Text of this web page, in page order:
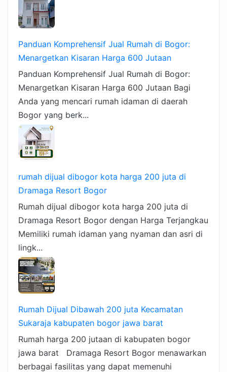
Panduan Komprehensif Jual Rumah di Bogor:
Menargetkan Kisaran Harga 600 Jutaan
Panduan Komprehensif Jual Rumah di Bogor:
Menargetkan Kisaran Harga 600 Jutaan Bagi
Anda yang mencari rumah idaman di daerah
Bogor yang berk...
rumah dijual dibogor kota harga 200 juta di
Dramaga Resort Bogor
Rumah dijual dibogor kota harga 200 juta di
Dramaga Resort Bogor dengan Harga Terjangkau
Memiliki rumah idaman yang nyaman dan asri di
lingk...
Rumah Dijual Dibawah 200 juta Kecamatan
Sukaraja kabupaten bogor jawa barat
Rumah harga 200 jutaan di kabupaten bogor
jawa barat Dramaga Resort Bogor menawarkan
berbagai fasilitas yang dapat memenuhi